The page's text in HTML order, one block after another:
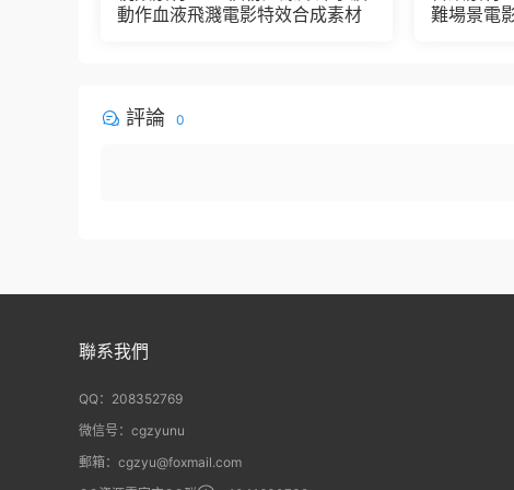
動作血液飛濺電影特效合成素材
難場景電
評論 0
聯系我們
QQ：208352769
微信号：cgzyunu
郵箱：cgzyu@foxmail.com